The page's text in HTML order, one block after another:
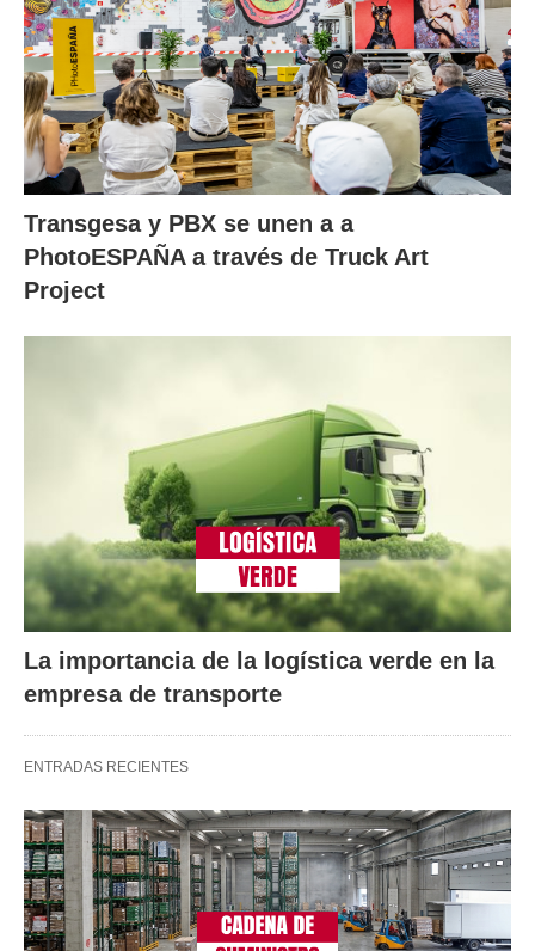
Transgesa y PBX se unen a a
PhotoESPAÑA a través de Truck Art
Project
La importancia de la logística verde en la
empresa de transporte
ENTRADAS RECIENTES